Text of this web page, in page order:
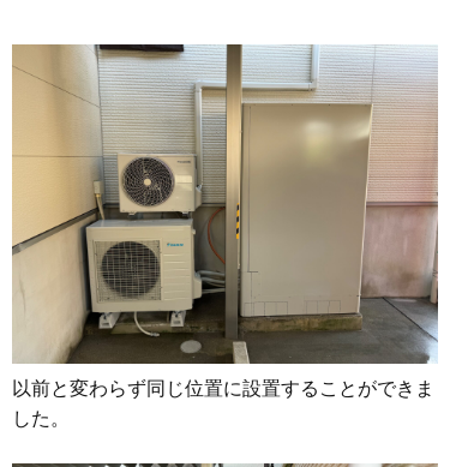
以前と変わらず同じ位置に設置することができま
した。